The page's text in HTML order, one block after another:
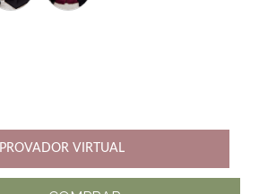
PROVADOR VIRTUAL